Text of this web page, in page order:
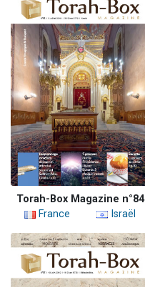
Torah-Box Magazine n°84
France
Israël